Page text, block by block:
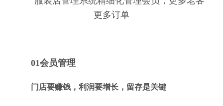
更多订单
01会员管理
门店要赚钱，利润要增长，留存是关键